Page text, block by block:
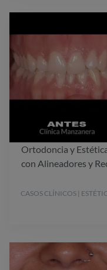
Ortodoncia y
con Alineadores y
CASOS CLÍNICOS |